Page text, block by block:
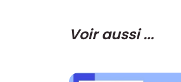
Voir aussi ...